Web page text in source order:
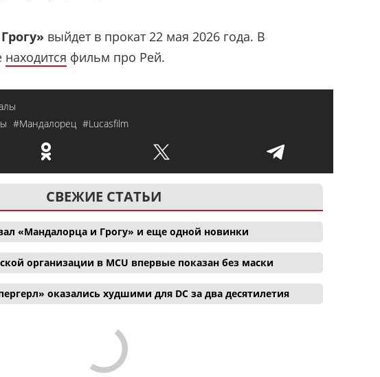
выйдет в прокат 22 мая 2026 года. В
находится фильм про Рей.
#Мандалорец #Lucasfilm
СВЕЖИЕ СТАТЬИ
«Мандалорца и Грогу» и еще одной новинки
организации в MCU впервые показан без маски
оказались худшими для DC за два десятилетия